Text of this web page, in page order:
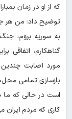
که از او در زمان
توضیح داد: من هر
به سوریه بروم،
گناهکارم، اتفاقی
مورد اصابت
کاری که مردم